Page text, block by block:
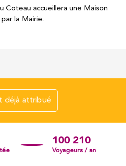
Coteau accueillera une Maison
la Mairie.
déjà attribué
100 210
Voyageurs / an